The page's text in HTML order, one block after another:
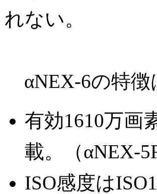
れない。
αNEX-6の特徴
有効1610万画
載。（αNEX-
ISO感度は